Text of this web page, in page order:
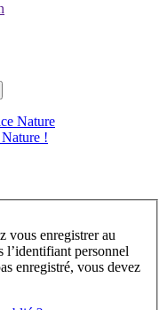
Nature
!